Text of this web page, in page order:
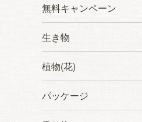
無料キャンペーン
生き物
植物(花)
パッケージ